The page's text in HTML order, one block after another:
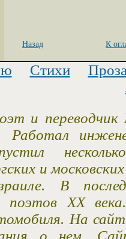
Назад К
Стихи
и
Работал
и
В
поэтов XX
На
о нем.